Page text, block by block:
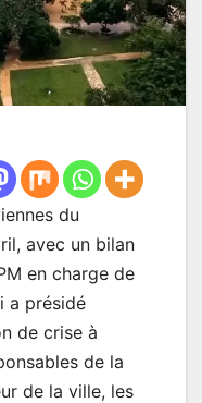
du
avec un bilan
en charge de
a présidé
de crise à
de la
de la ville, les